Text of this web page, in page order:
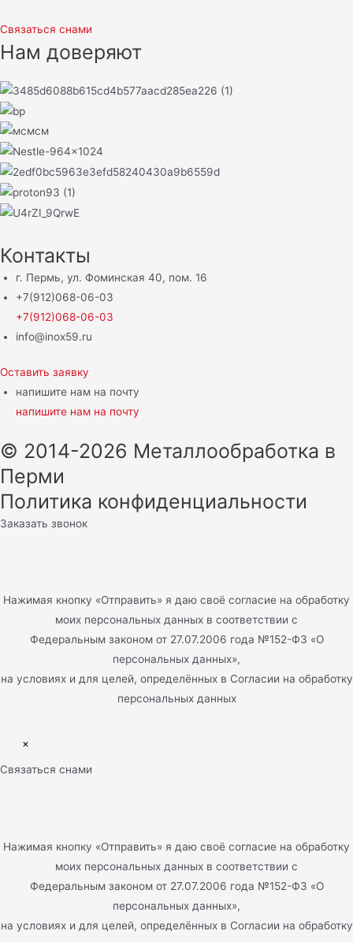
Связаться снами
Нам доверяют
Контакты
г. Пермь, ул. Фоминская 40, пом. 16
+7(912)068-06-03
+7(912)068-06-03
info@inox59.ru
Оставить заявку
напишите нам на почту
напишите нам на почту
© 2014-2026 Металлообработка в
Перми
Политика конфиденциальности
Заказать звонок
Нажимая кнопку «Отправить» я даю своё согласие на обработку
моих персональных данных в соответствии с
Федеральным законом от 27.07.2006 года №152-ФЗ «О
персональных данных»,
на условиях и для целей, определённых в Согласии на обработку
персональных данных
×
Связаться снами
Нажимая кнопку «Отправить» я даю своё согласие на обработку
моих персональных данных в соответствии с
Федеральным законом от 27.07.2006 года №152-ФЗ «О
персональных данных»,
на условиях и для целей, определённых в Согласии на обработку